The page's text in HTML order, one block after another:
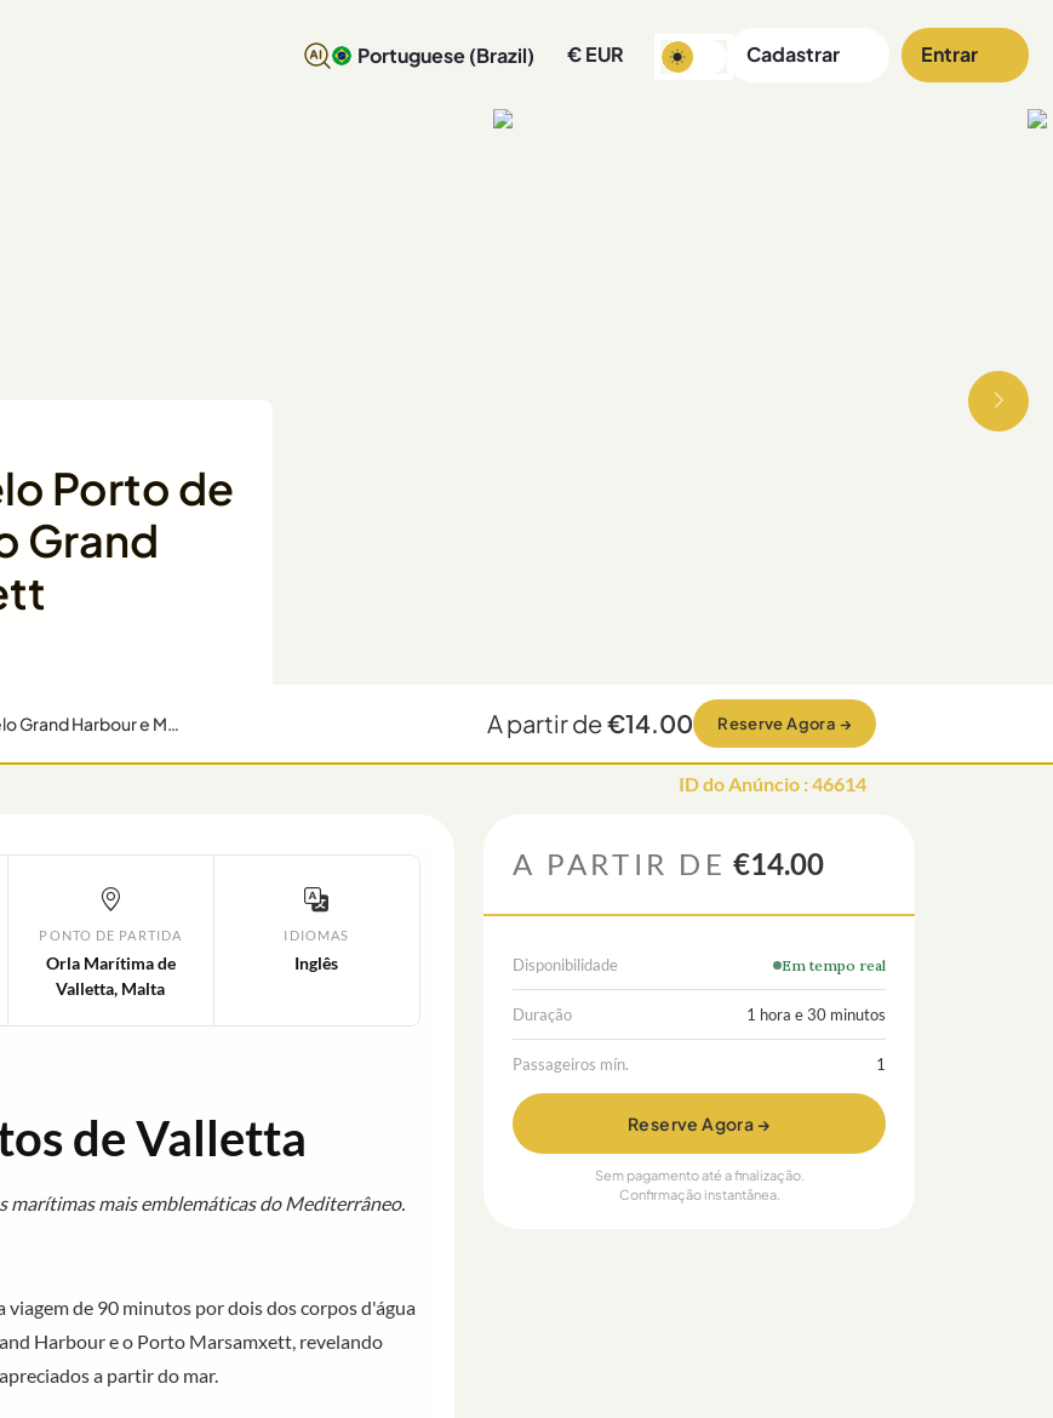
Portuguese (Brazil) € EUR Cadastrar Entrar
Porto de
Grand
Passeio de Barco pelo Porto de Valeta: Cruzeiro pelo Grand Harbour e Marsamxett A partir de€14.00 Reserve Agora →
ID do Anúncio :46614
PONTO DE PARTIDA
Orla Marítima de
Valletta, Malta
IDIOMAS
Inglês
de Valletta
marítimas mais emblemáticas do Mediterrâneo.
viagem de 90 minutos por dois dos corpos d'água
Harbour e o Porto Marsamxett, revelando
a partir do mar.
A PARTIR DE €14.00
Disponibilidade Em tempo real
Duração 1 hora e 30 minutos
Passageiros mín. 1
Reserve Agora →
Sem pagamento até a finalização.
Confirmação instantânea.